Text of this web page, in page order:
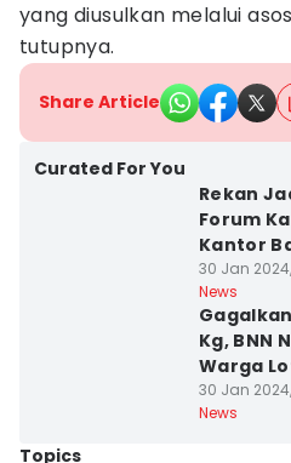
yang diusulkan melalui
tutupnya.
Share Article
Curated For You
Rekan
Forum
Kantor
30 Jan
News
Kg, BNN
Warga
30 Jan 2024,
News
Topics